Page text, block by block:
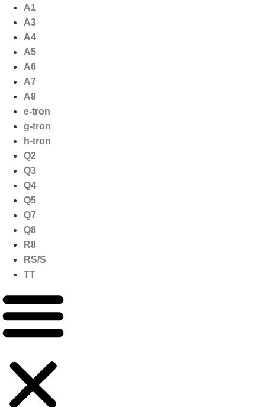
naar
inhoud
A1
A3
A4
A5
A6
A7
A8
e-tron
g-tron
h-tron
Q2
Q3
Q4
Q5
Q7
Q8
R8
RS/S
TT